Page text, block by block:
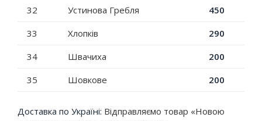
32
Устинова Гребля
450
33
Хлопків
290
34
Швачиха
200
35
Шовкове 200
Доставка по Україні: Відправляємо товар «Новою